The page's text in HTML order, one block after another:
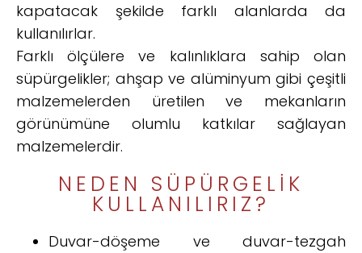
kapatacak şekilde farklı alanlarda da
kullanılırlar.
Farklı ölçülere ve kalınlıklara sahip olan
süpürgelikler; ahşap ve alüminyum gibi çeşitli
malzemelerden üretilen ve mekanların
görünümüne olumlu katkılar sağlayan
malzemelerdir.
NEDEN SÜPÜRGELIK
KULLANILIRIZ?
Duvar-döşeme ve duvar-tezgah